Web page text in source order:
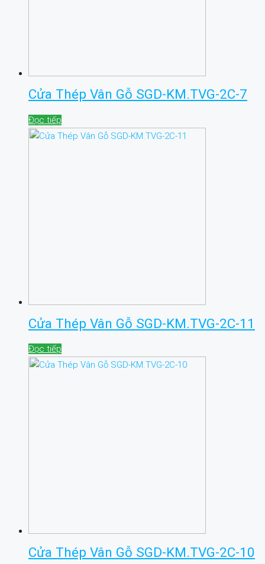
Cửa Thép Vân Gỗ SGD-KM.TVG-2C-7
Đọc tiếp
Cửa Thép Vân Gỗ SGD-KM.TVG-2C-11
Đọc tiếp
Cửa Thép Vân Gỗ SGD-KM.TVG-2C-10